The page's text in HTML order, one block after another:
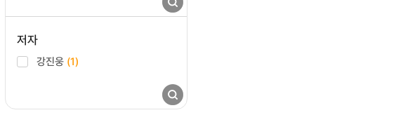
저자
강진웅 (1)